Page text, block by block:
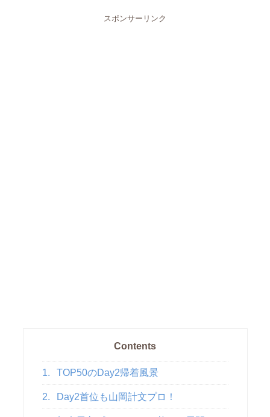
スポンサーリンク
Contents
1. TOP50のDay2帰着風景
2. Day2首位も山岡計文プロ！